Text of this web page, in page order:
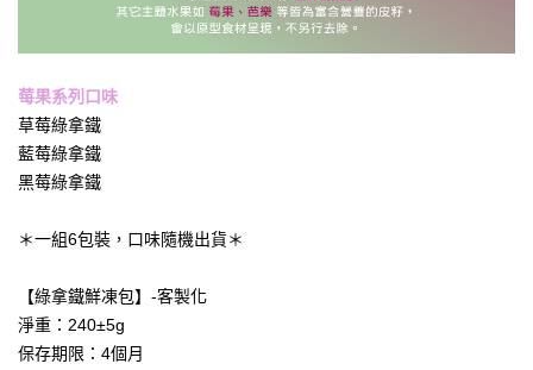
莓果系列口味
草莓綠拿鐵
藍莓綠拿鐵
黑莓綠拿鐵
＊一組6包裝，口味隨機出貨＊
【綠拿鐵鮮凍包】-客製化
淨重：240±5g
保存期限：4個月